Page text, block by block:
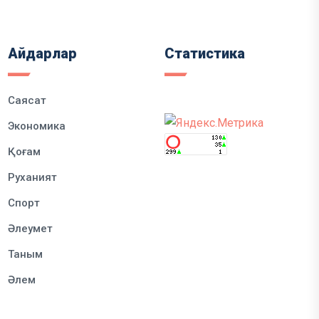
Айдарлар
Саясат
Экономика
Қоғам
Руханият
Спорт
Әлеумет
Таным
Әлем
Статистика